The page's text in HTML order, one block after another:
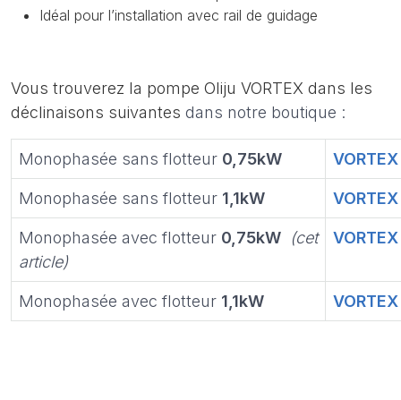
Idéal pour l’installation avec rail de guidage
Vous trouverez la pompe Oliju VORTEX dans les
déclinaisons suivantes dans notre boutique :
Monophasée sans flotteur 0,75kW
Monophasée sans flotteur 1,1kW VORTEX
Monophasée avec flotteur 0,75kW
(cet
article)
Monophasée avec flotteur 1,1kW VORTEX